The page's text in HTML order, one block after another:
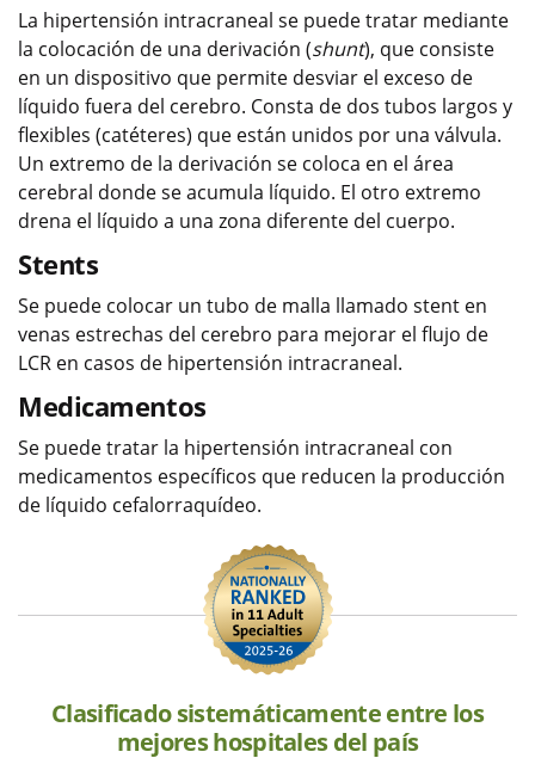
La hipertensión intracraneal se puede tratar mediante
la colocación de una derivación (shunt), que consiste
en un dispositivo que permite desviar el exceso de
líquido fuera del cerebro. Consta de dos tubos largos y
flexibles (catéteres) que están unidos por una válvula.
Un extremo de la derivación se coloca en el área
cerebral donde se acumula líquido. El otro extremo
drena el líquido a una zona diferente del cuerpo.
Stents
Se puede colocar un tubo de malla llamado stent en
venas estrechas del cerebro para mejorar el flujo de
LCR en casos de hipertensión intracraneal.
Medicamentos
Se puede tratar la hipertensión intracraneal con
medicamentos específicos que reducen la producción
de líquido cefalorraquídeo.
Clasificado sistemáticamente entre los
mejores hospitales del país